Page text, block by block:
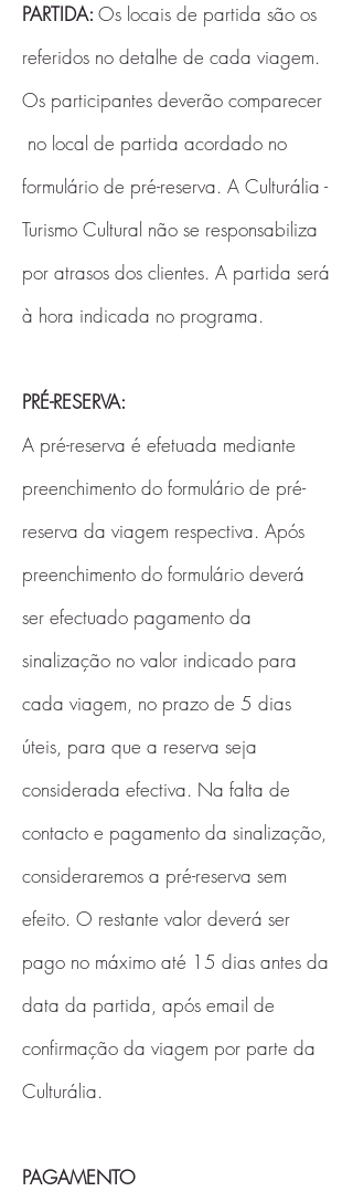
PARTIDA: Os locais de partida são os
referidos no detalhe de cada viagem.
Os participantes deverão comparecer
no local de partida acordado no
formulário de pré-reserva. A Culturália -
Turismo Cultural não se responsabiliza
por atrasos dos clientes. A partida será
à hora indicada no programa.
PRÉ-RESERVA:
A pré-reserva é efetuada mediante
preenchimento do formulário de pré-
reserva da viagem respectiva. Após
preenchimento do formulário deverá
ser efectuado pagamento da
sinalização no valor indicado para
cada viagem, no prazo de 5 dias
úteis, para que a reserva seja
considerada efectiva. Na falta de
contacto e pagamento da sinalização,
consideraremos a pré-reserva sem
efeito. O restante valor deverá ser
pago no máximo até 15 dias antes da
data da partida, após email de
confirmação da viagem por parte da
Culturália.
PAGAMENTO